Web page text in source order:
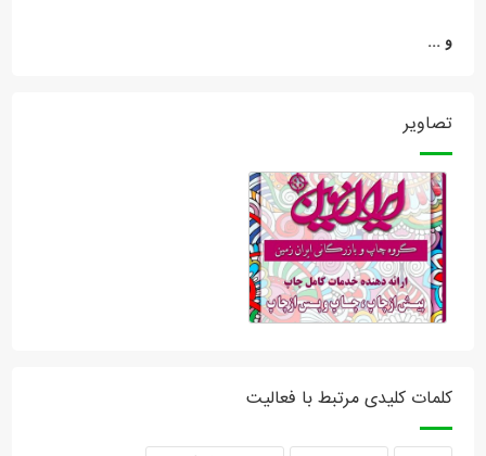
و ...
تصاویر
کلمات کلیدی مرتبط با فعالیت